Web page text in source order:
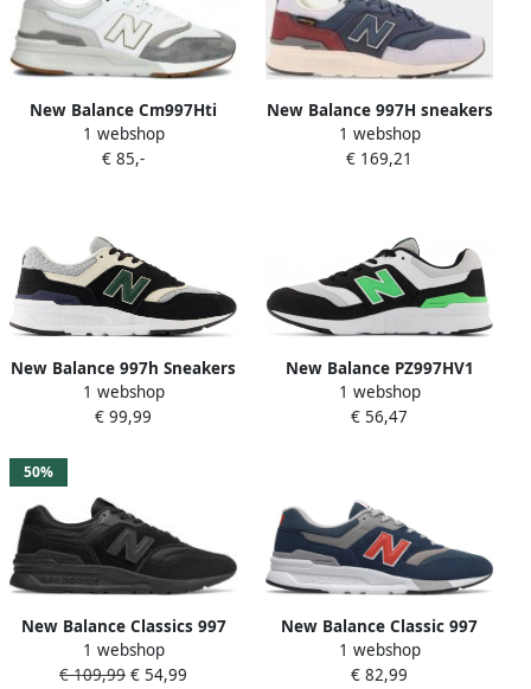
New Balance Cm997Hti
Combi Shoes Beige Heren
1 webshop
€ 85,-
New Balance 997H sneakers
donkerblauw rood wit
1 webshop
€ 169,21
New Balance 997h Sneakers
Lichtgewicht Demping
Seizoenskleuren Wit Heren
1 webshop
€ 99,99
New Balance PZ997HV1
Kinderen Lage schoenen
Kleur Zwart
1 webshop
€ 56,47
50%
New Balance Classics 997
Heren Sneakers
Sportschoenen Schoenen
1 webshop
€ 109,99 € 54,99
New Balance Classic 997
Heren Sneakers Sport
Casual schoenen Blauw
1 webshop
€ 82,99